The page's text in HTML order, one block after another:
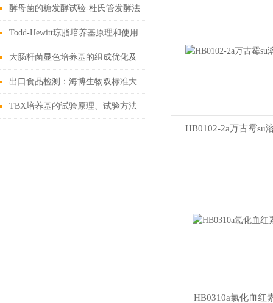
快速计数
酵母菌的糖发酵试验-杜氏管发酵法
Todd-Hewitt琼脂培养基原理和使用
方法
大肠杆菌显色培养基的组成优化及
其应用
出口食品检测：海博生物双标准大
肠菌群培养基资质解读
TBX培养基的试验原理、试验方法
HB0102-2a万古霉su
HB0310a氯化血红